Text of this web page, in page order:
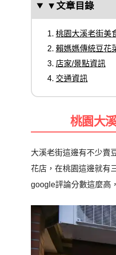
▼文章目錄
桃園大溪老街美
賴媽媽傳統豆花
店家/景點資訊
交通資訊
桃園大
大溪老街這邊有不少賣
花店，在桃園這邊就有
google評論分數這麼高